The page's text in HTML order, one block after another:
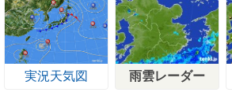
実況天気図 雨雲レーダー